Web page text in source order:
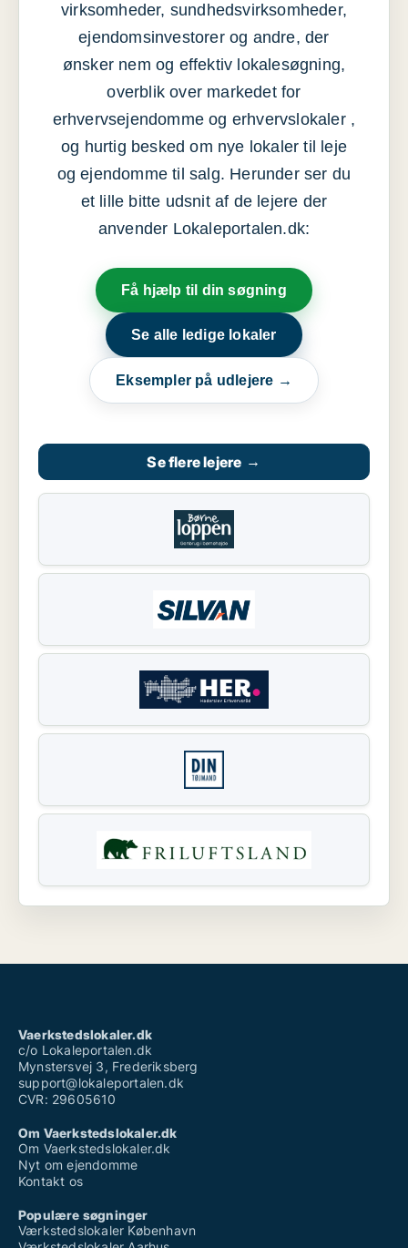
virksomheder, sundhedsvirksomheder,
ejendomsinvestorer og andre, der
ønsker nem og effektiv lokalesøgning,
overblik over markedet for
erhvervsejendomme og erhvervslokaler ,
og hurtig besked om nye lokaler til leje
og ejendomme til salg. Herunder ser du
et lille bitte udsnit af de lejere der
anvender Lokaleportalen.dk:
Få hjælp til din søgning
Se alle ledige lokaler
Eksempler på udlejere →
Se flere lejere →
Vaerkstedslokaler.dk
c/o Lokaleportalen.dk
Mynstersvej 3, Frederiksberg
support@lokaleportalen.dk
CVR: 29605610
Om Vaerkstedslokaler.dk
Om Vaerkstedslokaler.dk
Nyt om ejendomme
Kontakt os
Populære søgninger
Værkstedslokaler København